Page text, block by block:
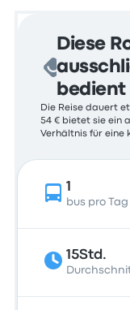
Diese
bedient
Die Reise dauert
54 € bietet sie ein
Verhältnis für eine
1
bus pro Tag
15Std.